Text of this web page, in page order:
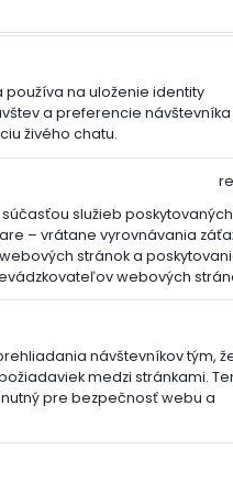
používa na uloženie identity
a preferencie návštevníka
živého chatu.
služieb poskytovaných
– vrátane vyrovnávania
stránok a
webových
návštevníkov tým,
medzi stránkami.
pre bezpečnosť webu a